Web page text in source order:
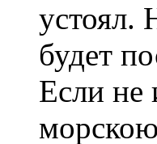
устоял.
будет
Если не